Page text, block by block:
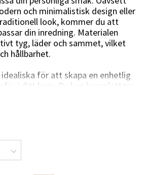
och minimalistisk design eller
look, kommer du att
din inredning. Materialen
tyg, läder och sammet, vilket
hållbarhet.
för att skapa en enhetlig
i ditt hem. Du kan komplettera
soffbord och andra möbler
till olika stilar och färger, vilket
dem i din nuvarande
3-sits soffa för dess komfort,